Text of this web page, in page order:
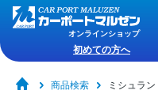
オンラインショップ
初めての方へ
商品検索 ミシュラ